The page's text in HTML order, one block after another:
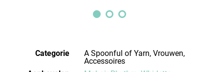
Categorie
A Spoonful of Yarn, Vrouwen,
Accessoires